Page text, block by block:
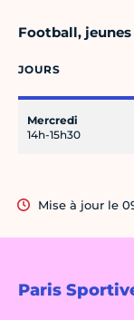
Paris
Football, jeunes
JOURS
Mercredi
14h-15h30
Mise à jour le